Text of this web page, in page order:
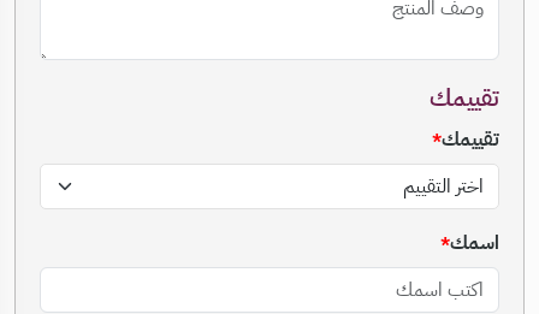
تقييمك
تقييمك
اسمك